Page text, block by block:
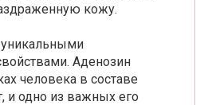
кожу.
уникальными
Аденозин
человека в составе
и одно из важных его